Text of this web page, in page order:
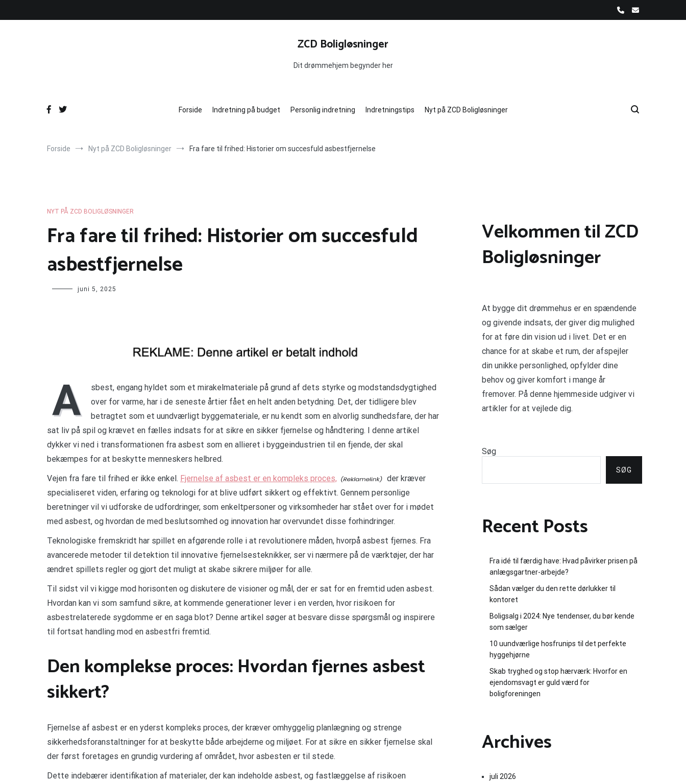
ZCD Boligløsninger
Dit drømmehjem begynder her
Forside Indretning på budget Personlig indretning Indretningstips Nyt på ZCD Boligløsninger
Forside Nyt på ZCD Boligløsninger Fra fare til frihed: Historier om succesfuld asbestfjernelse
NYT PÅ ZCD BOLIGLØSNINGER
Fra fare til frihed: Historier om succesfuld
asbestfjernelse
juni 5, 2025
A
sbest, engang hyldet som et mirakelmateriale på grund af dets styrke og modstandsdygtighed
over for varme, har i de seneste årtier fået en helt anden betydning. Det, der tidligere blev
betragtet som et uundværligt byggemateriale, er nu kendt som en alvorlig sundhedsfare, der har
sat liv på spil og krævet en fælles indsats for at sikre en sikker fjernelse og håndtering. I denne artikel
dykker vi ned i transformationen fra asbest som en allieret i byggeindustrien til en fjende, der skal
bekæmpes for at beskytte menneskers helbred.
Vejen fra fare til frihed er ikke enkel. Fjernelse af asbest er en kompleks proces,
der kræver
specialiseret viden, erfaring og teknologi for at blive udført sikkert og effektivt. Gennem personlige
beretninger vil vi udforske de udfordringer, som enkeltpersoner og virksomheder har stået over for i mødet
med asbest, og hvordan de med beslutsomhed og innovation har overvundet disse forhindringer.
Teknologiske fremskridt har spillet en afgørende rolle i at revolutionere måden, hvorpå asbest fjernes. Fra
avancerede metoder til detektion til innovative fjernelsesteknikker, ser vi nærmere på de værktøjer, der har
ændret spillets regler og gjort det muligt at skabe sikrere miljøer for alle.
Til sidst vil vi kigge mod horisonten og diskutere de visioner og mål, der er sat for en fremtid uden asbest.
Hvordan kan vi som samfund sikre, at kommende generationer lever i en verden, hvor risikoen for
asbestrelaterede sygdomme er en saga blot? Denne artikel søger at besvare disse spørgsmål og inspirere
til fortsat handling mod en asbestfri fremtid.
Den komplekse proces: Hvordan fjernes asbest
sikkert?
Fjernelse af asbest er en yderst kompleks proces, der kræver omhyggelig planlægning og strenge
sikkerhedsforanstaltninger for at beskytte både arbejderne og miljøet. For at sikre en sikker fjernelse skal
der først foretages en grundig vurdering af området, hvor asbesten er til stede.
Dette indebærer identifikation af materialer, der kan indeholde asbest, og fastlæggelse af risikoen
Velkommen til ZCD
Boligløsninger
At bygge dit drømmehus er en spændende
og givende indsats, der giver dig mulighed
for at føre din vision ud i livet. Det er en
chance for at skabe et rum, der afspejler
din unikke personlighed, opfylder dine
behov og giver komfort i mange år
fremover. På denne hjemmeside udgiver vi
artikler for at vejlede dig.
Søg
SØG
Recent Posts
Fra idé til færdig have: Hvad påvirker prisen på
anlægsgartner-arbejde?
Sådan vælger du den rette dørlukker til
kontoret
Boligsalg i 2024: Nye tendenser, du bør kende
som sælger
10 uundværlige hosfrunips til det perfekte
hyggehjørne
Skab tryghed og stop hærværk: Hvorfor en
ejendomsvagt er guld værd for
boligforeningen
Archives
juli 2026